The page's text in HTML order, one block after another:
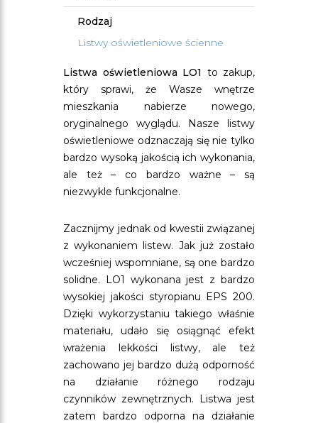
Rodzaj
Listwy oświetleniowe ścienne
Listwa oświetleniowa LO1 to zakup,
który sprawi, że Wasze wnętrze
mieszkania nabierze nowego,
oryginalnego wyglądu. Nasze listwy
oświetleniowe odznaczają się nie tylko
bardzo wysoką jakością ich wykonania,
ale też – co bardzo ważne – są
niezwykle funkcjonalne.
Zacznijmy jednak od kwestii związanej
z wykonaniem listew. Jak już zostało
wcześniej wspomniane, są one bardzo
solidne. LO1 wykonana jest z bardzo
wysokiej jakości styropianu EPS 200.
Dzięki wykorzystaniu takiego właśnie
materiału, udało się osiągnąć efekt
wrażenia lekkości listwy, ale też
zachowano jej bardzo dużą odporność
na działanie różnego rodzaju
czynników zewnętrznych. Listwa jest
zatem bardzo odporna na działanie